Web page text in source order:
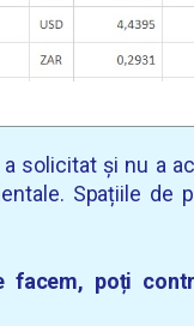
a solicitat și nu a
Spațiile de
facem, poți